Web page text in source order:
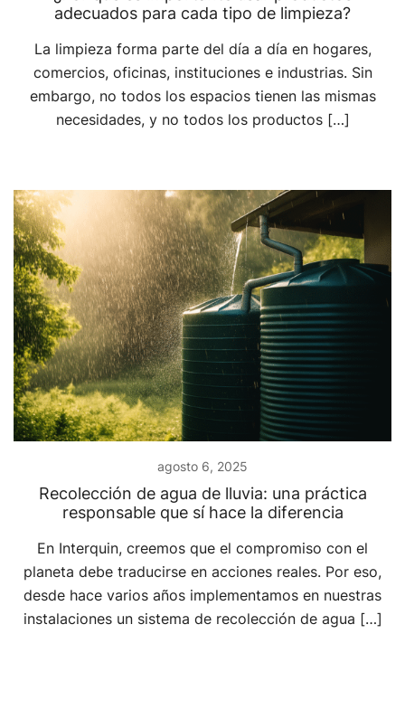
adecuados para cada tipo de limpieza?
La limpieza forma parte del día a día en hogares,
comercios, oficinas, instituciones e industrias. Sin
embargo, no todos los espacios tienen las mismas
necesidades, y no todos los productos […]
agosto 6, 2025
Recolección de agua de lluvia: una práctica
responsable que sí hace la diferencia
En Interquin, creemos que el compromiso con el
planeta debe traducirse en acciones reales. Por eso,
desde hace varios años implementamos en nuestras
instalaciones un sistema de recolección de agua […]